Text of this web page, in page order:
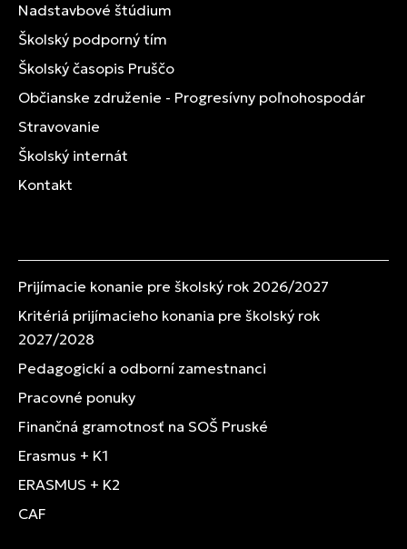
Nadstavbové štúdium
Školský podporný tím
Školský časopis Pruščo
Občianske združenie - Progresívny poľnohospodár
Stravovanie
Školský internát
Kontakt
Prijímacie konanie pre školský rok 2026/2027
Kritériá prijímacieho konania pre školský rok
2027/2028
Pedagogickí a odborní zamestnanci
Pracovné ponuky
Finančná gramotnosť na SOŠ Pruské
Erasmus + K1
ERASMUS + K2
CAF